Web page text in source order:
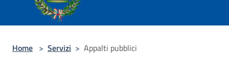
Home > Servizi > Appalti pubblici